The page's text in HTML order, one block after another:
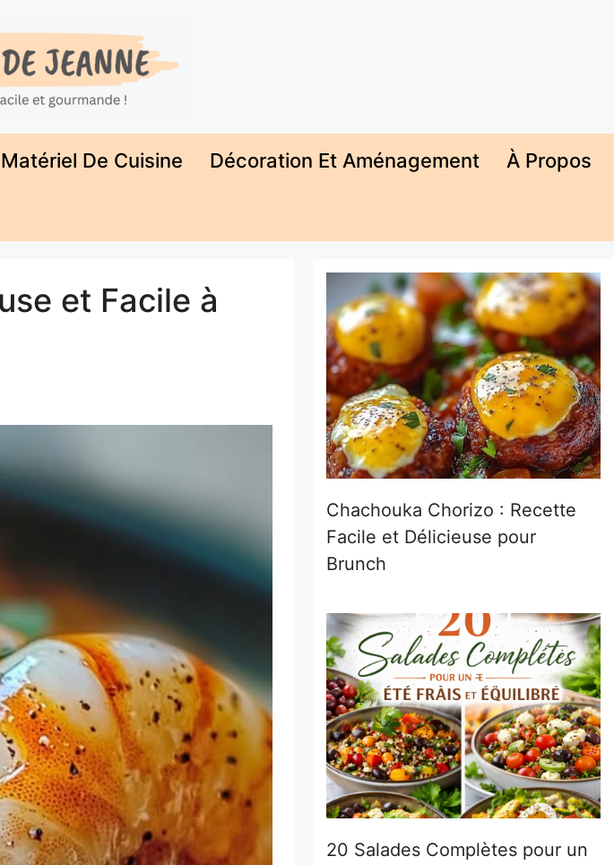
Matériel De Cuisine Décoration Et Aménagement À Propos
et Facile à
Chachouka Chorizo : Recette
Facile et Délicieuse pour
Brunch
20 Salades Complètes pour un